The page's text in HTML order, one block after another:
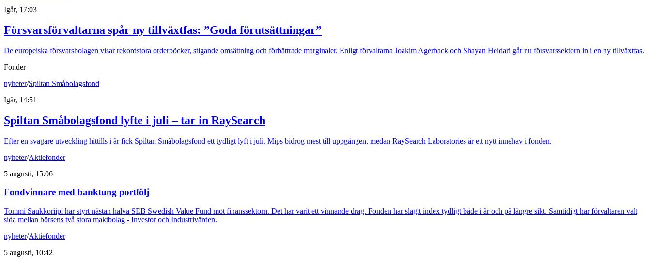
Igår, 17:03
Försvarsförvaltarna spår ny tillväxtfas: ”Goda förutsättningar”
De europeiska försvarsbolagen visar rekordstora orderböcker, stigande omsättning och förbättrade marginaler. Enligt förvaltarna Joakim Agerback och Shayan Heidari går nu försvarssektorn in i en ny tillväxtfas.
Fonder
nyheter/Spiltan Småbolagsfond
Igår, 14:51
Spiltan Småbolagsfond lyfte i juli – tar in RaySearch
Efter en svagare utveckling hittills i år fick Spiltan Småbolagsfond ett tydligt lyft i juli. Mips bidrog mest till uppgången, medan RaySearch Laboratories är ett nytt innehav i fonden.
nyheter/Aktiefonder
5 augusti, 15:06
Fondvinnare med banktung portfölj
Tommi Saukkoriipi har styrt nästan halva SEB Swedish Value Fund mot finanssektorn. Det har varit ett vinnande drag. Fonden har slagit index tydligt både i år och på längre sikt. Samtidigt har förvaltaren valt
sida mellan börsens två stora maktbolag - Investor och Industrivärden.
nyheter/Aktiefonder
5 augusti, 10:42